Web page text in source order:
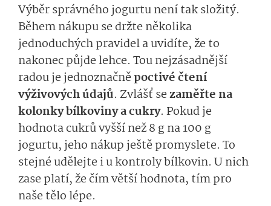
Výběr správného jogurtu není tak složitý.
Během nákupu se držte několika
jednoduchých pravidel a uvidíte, že to
nakonec půjde lehce. Tou nejzásadnější
radou je jednoznačněpoctivé čtení
výživových údajů. Zvlášť sezaměřte na
kolonky bílkoviny a cukry. Pokud je
hodnota cukrů vyšší než 8 g na 100 g
jogurtu, jeho nákup ještě promyslete. To
stejné udělejte i u kontroly bílkovin. U nich
zase platí, že čím větší hodnota, tím pro
naše tělo lépe.